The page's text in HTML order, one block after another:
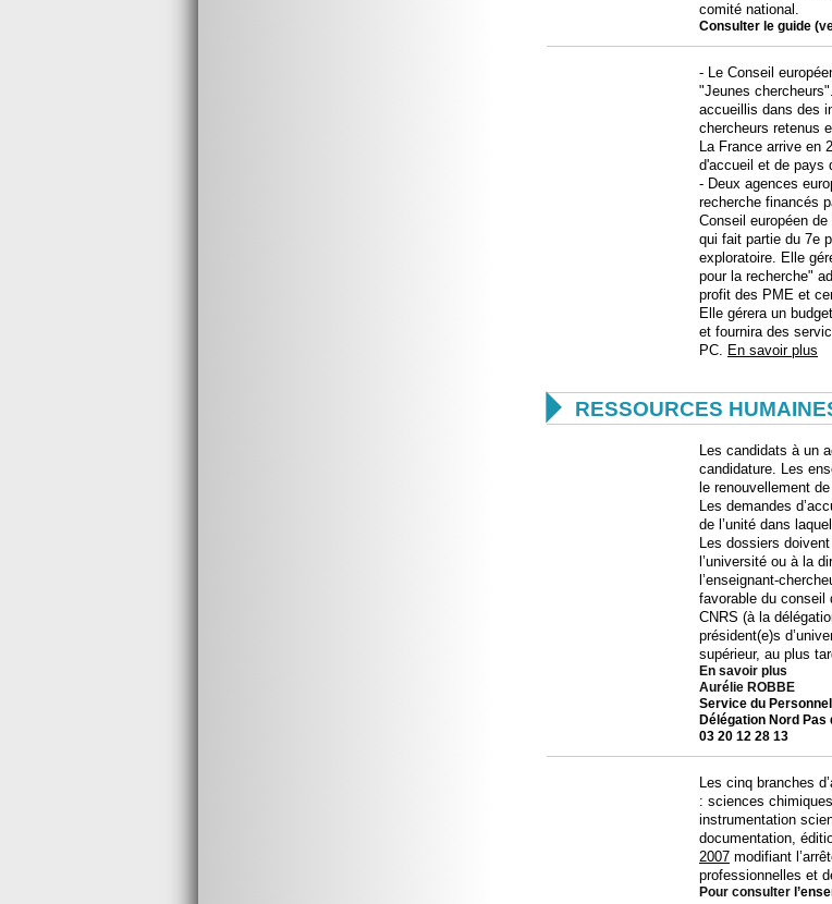
comité national.
Consulter le guide (
- Le Conseil
"Jeunes
accueillis dans des
chercheurs retenus
La France arrive en
d'accueil et de pays
- Deux agences
recherche financés
Conseil européen
qui fait partie du 7e
exploratoire. Elle
pour la recherche"
profit des PME et
Elle gérera un
et fournira des
PC. En savoir plus
 RESSOURCES
Les candidats à un
candidature. Les
le renouvellement
Les demandes
de l’unité dans
Les dossiers
l’université ou à la
l’enseignant-
favorable du conseil
CNRS (à la
président(e)s
supérieur, au plus
En savoir plus
Aurélie ROBBE
Service du
Délégation Nord
03 20 12 28 13
Les cinq branches
: sciences
instrumentation
documentation,
2007 modifiant
professionnelles et
Pour consulter